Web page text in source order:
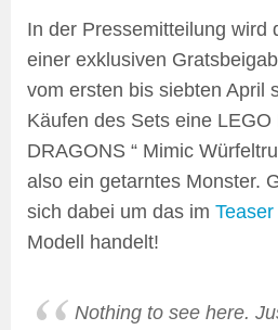
In der Pressemitteilung wird
einer exklusiven
vom ersten bis siebten April
Käufen des Sets eine
DRAGONS “ Mimic
also ein getarntes Monster.
sich dabei um das im Teaser
Modell handelt!
Nothing to see here.